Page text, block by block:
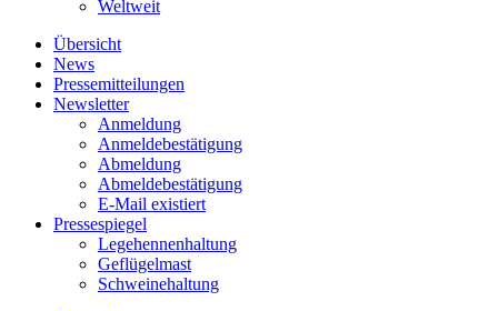
Weltweit
Übersicht
News
Pressemitteilungen
Newsletter
Anmeldung
Anmeldebestätigung
Abmeldung
Abmeldebestätigung
E-Mail existiert
Pressespiegel
Legehennenhaltung
Geflügelmast
Schweinehaltung